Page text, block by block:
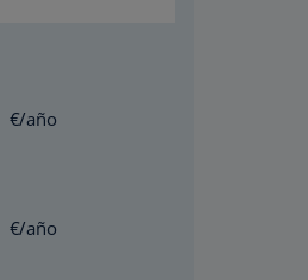
€/año
€/año